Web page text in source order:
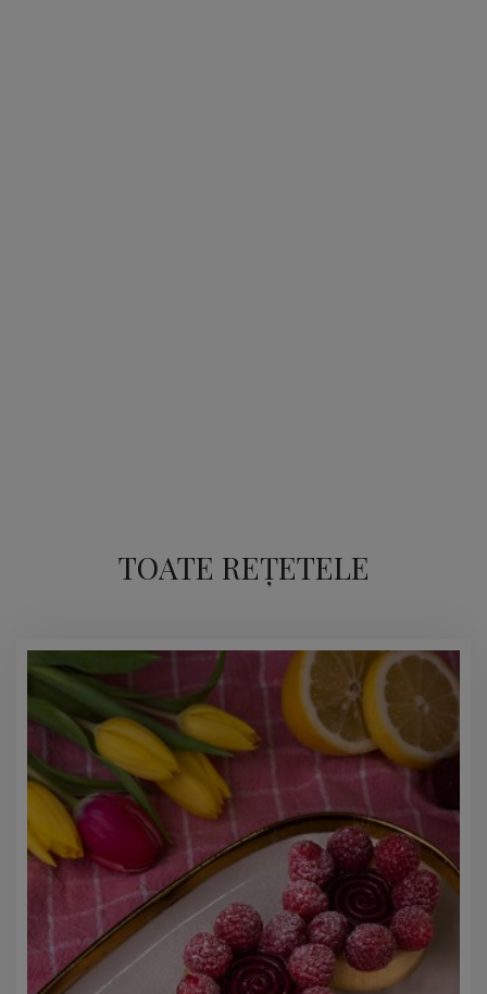
TOATE REȚETELE